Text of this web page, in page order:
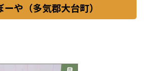
や（多気郡大台町）